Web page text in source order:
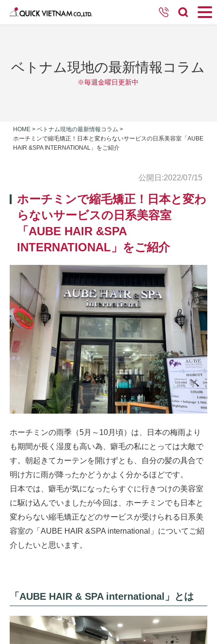
ベトナム現地の最新情報コラム
※毎週金曜日更新中
HOME > ベトナム現地の最新情報コラム >
ホーチミンで縮毛矯正！日本と変わらないサービスの日系美容室「AUBE
HAIR &SPA INTERNATIONAL」をご紹介
公開日:2022/07/15
ホーチミンで縮毛矯正！日本と変わ
らないサービスの日系美容室
「AUBE HAIR &SPA
INTERNATIONAL」をご紹介
ホーチミンの雨季（5月～10月頃）は、日本の梅雨より
も期間が長く湿度も高い為、癖毛の私にとっては大敵で
す。朝起きてカーテンを開けずとも、自分の髪の具合で
明け方に雨が降ったかどうかよく分かるほどです。
日本では、癖毛が気になったらすぐに行きつけの美容室
に駆け込んでいましたが今回は、ホーチミンでも日本と
変わらない縮毛矯正などのサービスが受けられる日系美
容室の「AUBE HAIR &SPA international」についてご紹
介したいと思います。
「AUBE HAIR & SPA international」とは